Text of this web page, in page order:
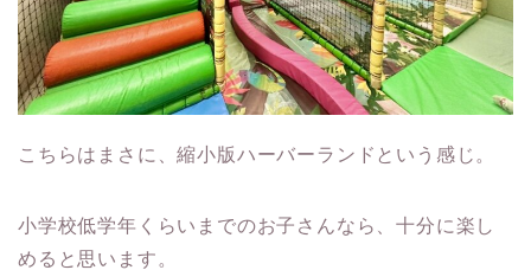
こちらはまさに、縮小版ハーバーランドという感じ。
小学校低学年くらいまでのお子さんなら、十分に楽し
めると思います。